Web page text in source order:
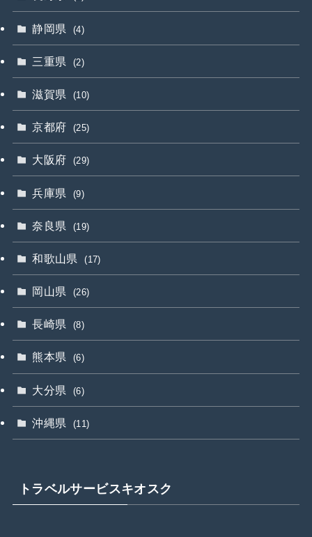
静岡県 (4)
三重県 (2)
滋賀県 (10)
京都府 (25)
大阪府 (29)
兵庫県 (9)
奈良県 (19)
和歌山県 (17)
岡山県 (26)
長崎県 (8)
熊本県 (6)
大分県 (6)
沖縄県 (11)
トラベルサービスキオスク